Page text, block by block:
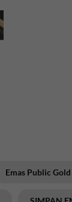
Emas Public Gold